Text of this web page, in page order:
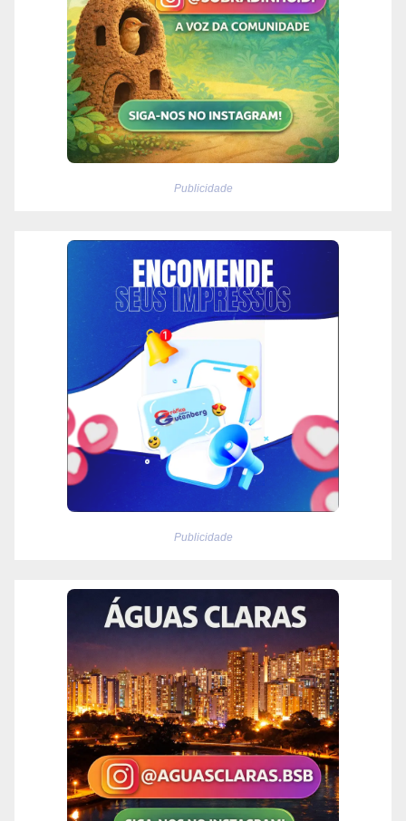
Publicidade
Publicidade